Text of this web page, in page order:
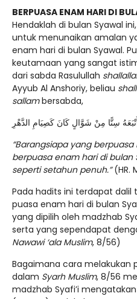
BERPUASA ENAM HARI DI
Hendaklah di bulan Syawal
untuk menunaikan amalan
enam hari di bulan Syawal.
keutamaan yang sangat
dari sabda Rasulullah
Ayyub Al Anshoriy, beliau
sallambersabda,
سِتًّا مِنْ شَوَّالٍ كَانَ كَصِيَامِ الدَّهْرِ
“Barangsiapa yang
berpuasa enam hari di bulan
seperti setahun penuh.”(HR.
Pada hadits ini terdapat
puasa enam hari di bulan
yang dipilih oleh madzhab
serta yang sependapat
Nawawi ‘ala Muslim, 8/56)
Bagaimana cara melakukan
dalam Syarh Muslim, 8/56
madzhab Syafi’i